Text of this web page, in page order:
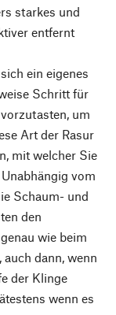
starkes und
entfernt
ein eigenes
Schritt für
um
Art der Rasur
mit welcher Sie
vom
Schaum- und
den
wie beim
dann, wenn
der Klinge
wenn es